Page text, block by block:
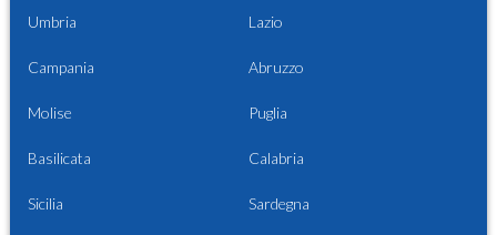
Umbria Lazio
Campania Abruzzo
Molise Puglia
Basilicata Calabria
Sicilia Sardegna